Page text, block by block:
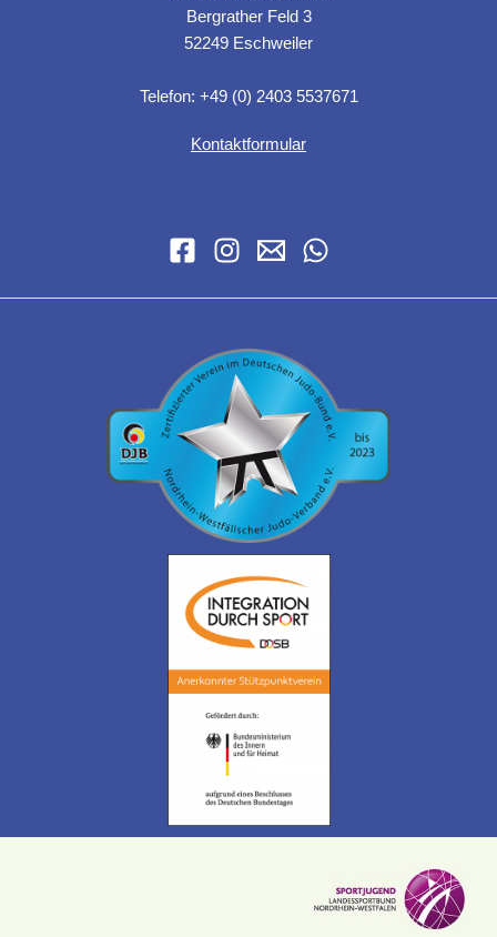
Bergrather Feld 3
52249 Eschweiler
Telefon: +49 (0) 2403 5537671
Kontaktformular